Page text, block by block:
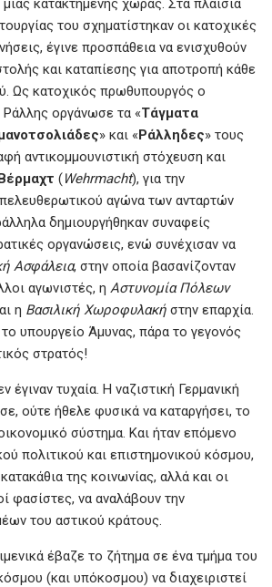
κατακτημένης χώρας. Στα πλαίσια
του σχηματίστηκαν οι κατοχικές
έγινε προσπάθεια να ενισχυθούν
και καταπίεσης για αποτροπή κάθε
Ως κατοχικός πρωθυπουργός ο
οργάνωσε τα «Τάγματα
» και «Ράλληδες» τους
αντικομμουνιστική στόχευση και
(Wehrmacht), για την
αγώνα των ανταρτών
δημιουργήθηκαν συναφείς
οργανώσεις, ενώ συνέχισαν να
Ασφάλεια, στην οποία βασανίζονταν
αγωνιστές, η Αστυνομία Πόλεων
η Βασιλική Χωροφυλακή στην επαρχία.
το υπουργείο Άμυνας, πάρα το γεγονός
στρατός!
τυχαία. Η ναζιστική Γερμανική
ούτε ήθελε φυσικά να καταργήσει, το
σύστημα. Και ήταν επόμενο
πολιτικού και επιστημονικού κόσμου,
της κοινωνίας, αλλά και οι
φασίστες, να αναλάβουν την
του αστικού κράτους.
έβαζε το ζήτημα σε ένα τμήμα του
(και υπόκοσμου) να διαχειριστεί